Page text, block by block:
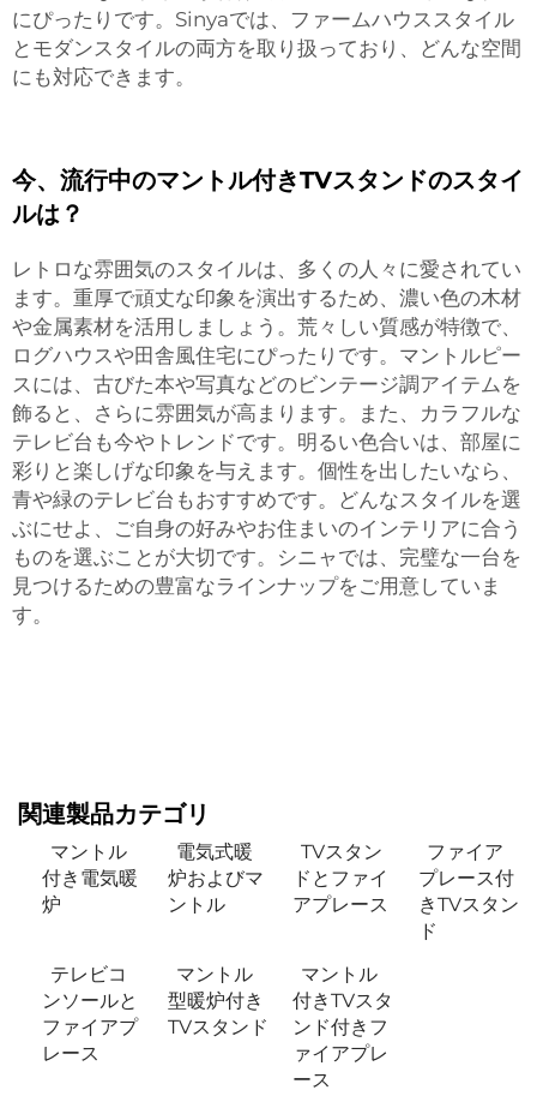
にぴったりです。Sinyaでは、ファームハウススタイル
とモダンスタイルの両方を取り扱っており、どんな空間
にも対応できます。
今、流行中のマントル付きTVスタンドのスタイ
ルは？
レトロな雰囲気のスタイルは、多くの人々に愛されてい
ます。重厚で頑丈な印象を演出するため、濃い色の木材
や金属素材を活用しましょう。荒々しい質感が特徴で、
ログハウスや田舎風住宅にぴったりです。マントルピー
スには、古びた本や写真などのビンテージ調アイテムを
飾ると、さらに雰囲気が高まります。また、カラフルな
テレビ台も今やトレンドです。明るい色合いは、部屋に
彩りと楽しげな印象を与えます。個性を出したいなら、
青や緑のテレビ台もおすすめです。どんなスタイルを選
ぶにせよ、ご自身の好みやお住まいのインテリアに合う
ものを選ぶことが大切です。シニャでは、完璧な一台を
見つけるための豊富なラインナップをご用意していま
す。
関連製品カテゴリ
マントル
付き電気暖
炉
電気式暖
炉およびマ
ントル
TVスタン
ドとファイ
アプレース
ファイア
プレース付
きTVスタン
ド
テレビコ
ンソールと
ファイアプ
レース
マントル
型暖炉付き
TVスタンド
マントル
付きTVスタ
ンド付きフ
ァイアプレ
ース